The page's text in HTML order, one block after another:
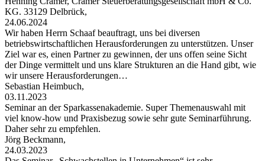
KG. 33129 Delbrück,
24.06.2024
Wir haben Herrn Schaaf beauftragt, uns bei diversen
betriebswirtschaftlichen Herausforderungen zu unterstützen. Unser
Ziel war es, einen Partner zu gewinnen, der uns offen seine Sicht
der Dinge vermittelt und uns klare Strukturen an die Hand gibt, wie
wir unsere Herausforderungen…
Sebastian Heimbuch,
03.11.2023
Seminar an der Sparkassenakademie. Super Themenauswahl mit
viel know-how und Praxisbezug sowie sehr gute Seminarführung.
Daher sehr zu empfehlen.
Jörg Beckmann,
24.03.2023